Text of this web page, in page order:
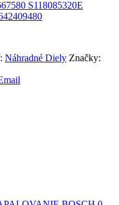
Náhradné Diely Značky: